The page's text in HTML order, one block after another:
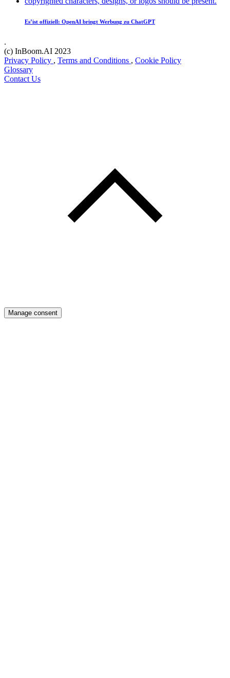
Es’ist offiziell: OpenAI bringt Werbung zu ChatGPT
.
(c) InBoom.AI 2023
Privacy Policy , Terms and Conditions , Cookie Policy
Glossary
Contact Us
Manage consent